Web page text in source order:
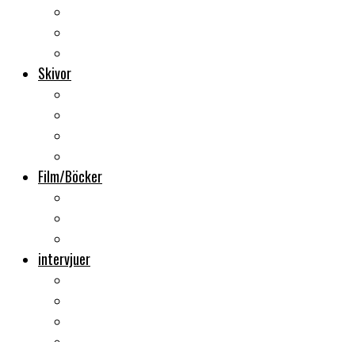
Skivor
Film/Böcker
intervjuer